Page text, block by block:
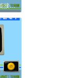
PTL二维码扫码枪智能接口控制器